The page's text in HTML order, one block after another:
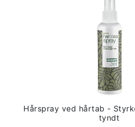
Hårspray ved hårtab -
tyndt